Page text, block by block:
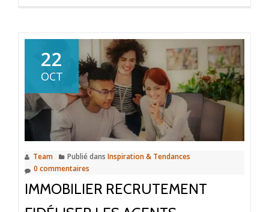
menuisier
comment
trouver
la
meilleure
offre
22
OCT
Team Publié dans Inspiration & Tendances
0 commentaires
IMMOBILIER RECRUTEMENT